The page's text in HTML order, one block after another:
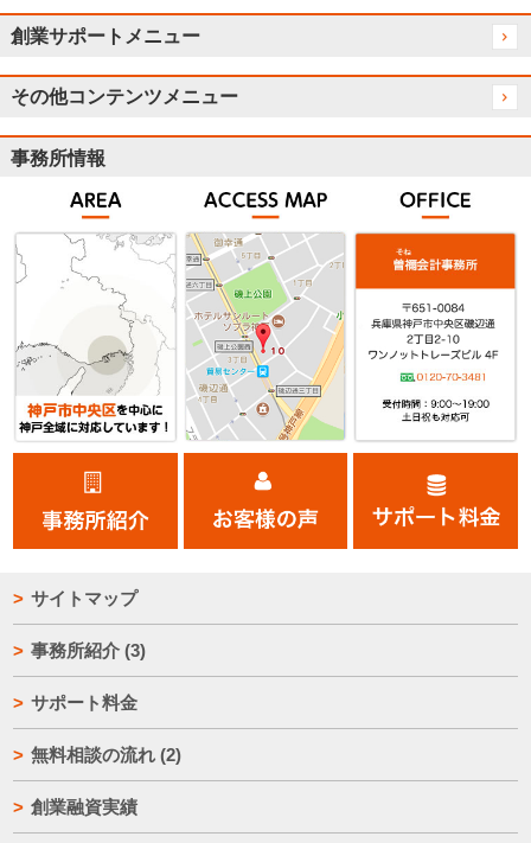
創業サポートメニュー
その他コンテンツメニュー
事務所情報
サイトマップ
事務所紹介 (3)
サポート料金
無料相談の流れ (2)
創業融資実績